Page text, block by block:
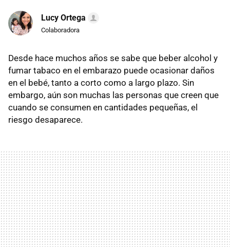
Lucy Ortega
Colaboradora
Desde hace muchos años se sabe que beber alcohol y
fumar tabaco en el embarazo puede ocasionar daños
en el bebé, tanto a corto como a largo plazo. Sin
embargo, aún son muchas las personas que creen que
cuando se consumen en cantidades pequeñas, el
riesgo desaparece.